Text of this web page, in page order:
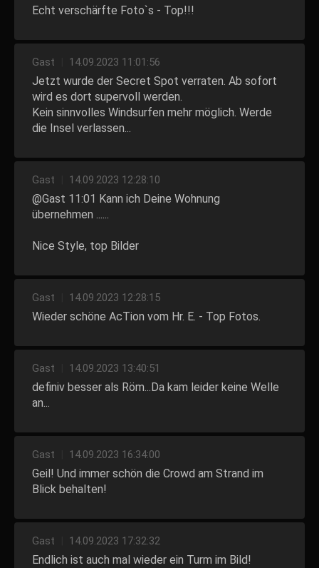
Echt verschärfte Foto`s - Top!!!
Gast 14.09.2023 11:01:56
Jetzt wurde der Secret Spot verraten. Ab sofort
wird es dort supervoll werden.
Kein sinnvolles Windsurfen mehr möglich. Werde
die Insel verlassen...
Gast 14.09.2023 12:28:10
@Gast 11:01 Kann ich Deine Wohnung
übernehmen ......
Nice Style, top Bilder
Gast 14.09.2023 12:28:15
Wieder schöne AcTion vom Hr. E. - Top Fotos.
Gast 14.09.2023 13:40:51
definiv besser als Röm...Da kam leider keine Welle
an...
Gast 14.09.2023 16:34:00
Geil! Und immer schön die Crowd am Strand im
Blick behalten!
Gast 14.09.2023 17:32:32
Endlich ist auch mal wieder ein Turm im Bild!